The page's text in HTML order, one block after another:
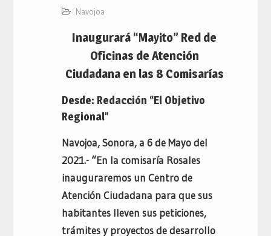
Navojoa
Inaugurará “Mayito” Red de
Oficinas de Atención
Ciudadana en las 8 Comisarías
Desde: Redacción “El Objetivo
Regional”
Navojoa, Sonora, a 6 de Mayo del
2021.- “En la comisaría Rosales
inauguraremos un Centro de
Atención Ciudadana para que sus
habitantes lleven sus peticiones,
trámites y proyectos de desarrollo